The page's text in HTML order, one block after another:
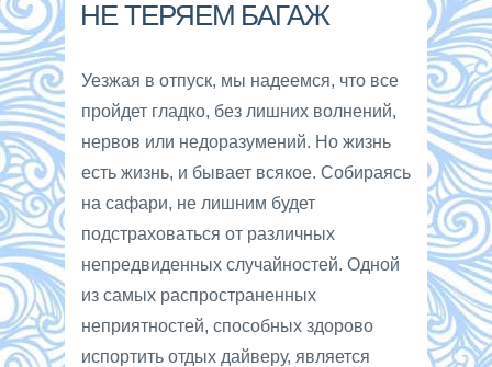
НЕ ТЕРЯЕМ БАГАЖ
Уезжая в отпуск, мы надеемся, что все
пройдет гладко, без лишних волнений,
нервов или недоразумений. Но жизнь
есть жизнь, и бывает всякое. Собираясь
на сафари, не лишним будет
подстраховаться от различных
непредвиденных случайностей. Одной
из самых распространенных
неприятностей, способных здорово
испортить отдых дайверу, является